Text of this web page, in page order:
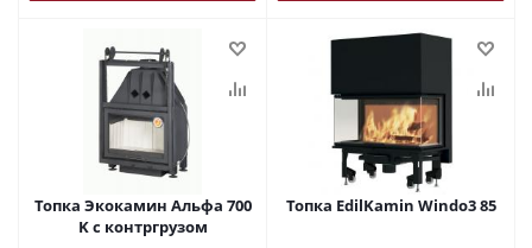
Топка Экокамин Альфа 700
K с контргрузом
Топка EdilKamin Windo3 85